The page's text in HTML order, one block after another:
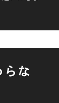
な